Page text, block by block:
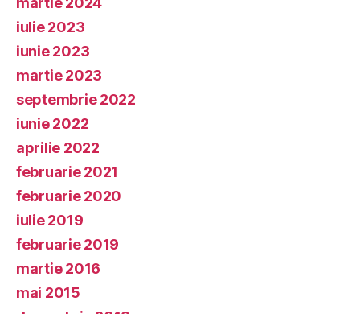
iulie 2023
iunie 2023
martie 2023
septembrie 2022
iunie 2022
aprilie 2022
februarie 2021
februarie 2020
iulie 2019
februarie 2019
martie 2016
mai 2015